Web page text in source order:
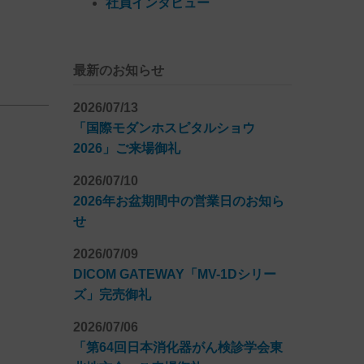
最新のお知らせ
2026/07/13
「国際モダンホスピタルショウ
2026」ご来場御礼
2026/07/10
2026年お盆期間中の営業日のお知ら
せ
2026/07/09
DICOM GATEWAY「MV-1Dシリー
ズ」完売御礼
2026/07/06
「第64回日本消化器がん検診学会東